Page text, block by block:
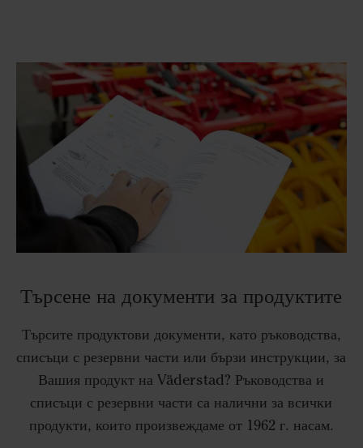
Търсене на документи за продуктите
Търсите продуктови документи, като ръководства,
списъци с резервни части или бързи инструкции, за
Вашия продукт на Väderstad? Ръководства и
списъци с резервни части са налични за всички
продукти, които произвеждаме от 1962 г. насам.